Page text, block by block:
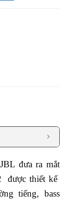
đưa ra mắt
được thiết kế
tiếng, bass